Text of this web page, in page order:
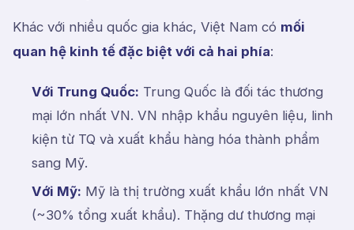
Khác với nhiều quốc gia khác, Việt Nam có mối
quan hệ kinh tế đặc biệt với cả hai phía:
Với Trung Quốc: Trung Quốc là đối tác thương
mại lớn nhất VN. VN nhập khẩu nguyên liệu, linh
kiện từ TQ và xuất khẩu hàng hóa thành phẩm
sang Mỹ.
Với Mỹ: Mỹ là thị trường xuất khẩu lớn nhất VN
(~30% tổng xuất khẩu). Thặng dư thương mại